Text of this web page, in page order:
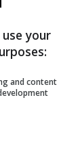
your
and content